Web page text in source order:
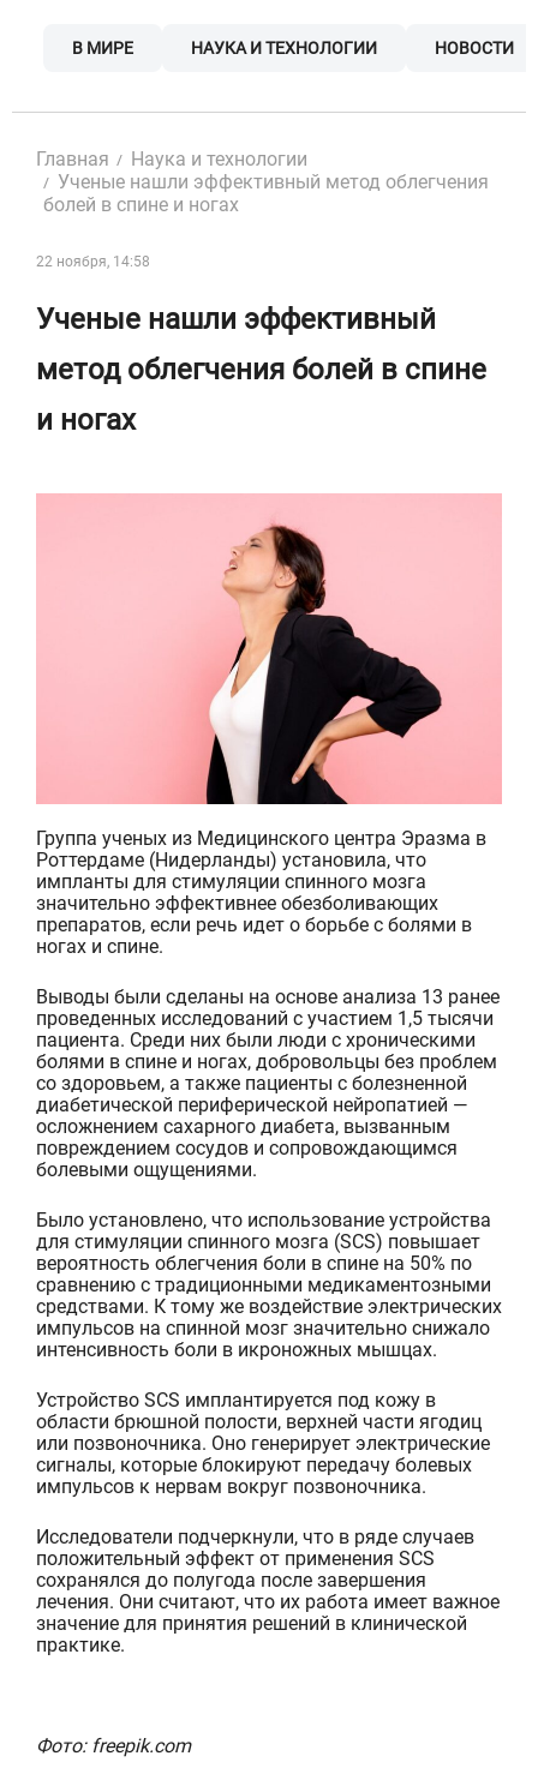
В МИРЕ НАУКА И ТЕХНОЛОГИИ НОВОСТИ
Главная
Наука и технологии
Ученые нашли эффективный метод облегчения
болей в спине и ногах
22 ноября, 14:58
Ученые нашли эффективный
метод облегчения болей в спине
и ногах
Группа ученых из Медицинского центра Эразма в
Роттердаме (Нидерланды) установила, что
импланты для стимуляции спинного мозга
значительно эффективнее обезболивающих
препаратов, если речь идет о борьбе с болями в
ногах и спине.
Выводы были сделаны на основеанализа 13 ранее
проведенных исследований с участием 1,5 тысячи
пациента. Среди них были люди с хроническими
болями в спине и ногах, добровольцы без проблем
со здоровьем, а также пациенты с болезненной
диабетической периферической нейропатией —
осложнением сахарного диабета, вызванным
повреждением сосудов и сопровождающимся
болевыми ощущениями.
Было установлено, что использование устройства
для стимуляции спинного мозга (SCS) повышает
вероятность облегчения боли в спине на 50% по
сравнению с традиционными медикаментозными
средствами. К тому же воздействие электрических
импульсов на спинной мозг значительно снижало
интенсивность боли в икроножных мышцах.
Устройство SCS имплантируется под кожу в
области брюшной полости, верхней части ягодиц
или позвоночника. Оно генерирует электрические
сигналы, которые блокируют передачу болевых
импульсов к нервам вокруг позвоночника.
Исследователи подчеркнули, что в ряде случаев
положительный эффект от применения SCS
сохранялся до полугода после завершения
лечения. Они считают, что их работа имеет важное
значение для принятия решений в клинической
практике.
Фото: freepik.com